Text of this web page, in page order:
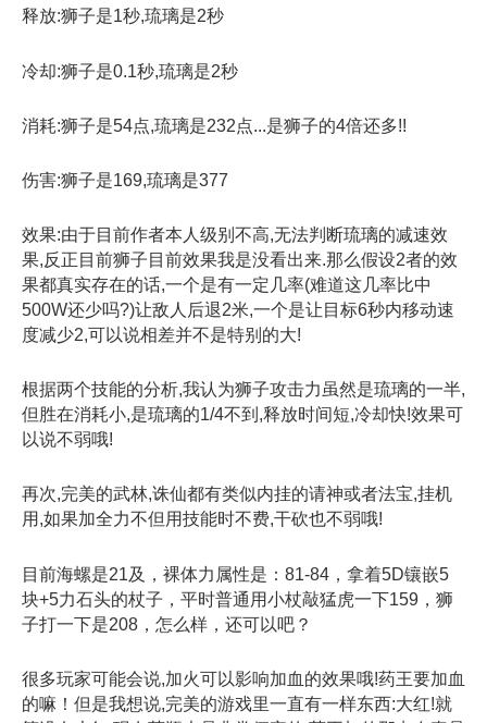
释放:狮子是1秒,琉璃是2秒
冷却:狮子是0.1秒,琉璃是2秒
消耗:狮子是54点,琉璃是232点...是狮子的4倍还多!!
伤害:狮子是169,琉璃是377
效果:由于目前作者本人级别不高,无法判断琉璃的减速效
果,反正目前狮子目前效果我是没看出来.那么假设2者的效
果都真实存在的话,一个是有一定几率(难道这几率比中
500W还少吗?)让敌人后退2米,一个是让目标6秒内移动速
度减少2,可以说相差并不是特别的大!
根据两个技能的分析,我认为狮子攻击力虽然是琉璃的一半,
但胜在消耗小,是琉璃的1/4不到,释放时间短,冷却快!效果可
以说不弱哦!
再次,完美的武林,诛仙都有类似内挂的请神或者法宝,挂机
用,如果加全力不但用技能时不费,干砍也不弱哦!
目前海螺是21及，裸体力属性是：81-84，拿着5D镶嵌5
块+5力石头的杖子，平时普通用小杖敲猛虎一下159，狮
子打一下是208，怎么样，还可以吧？
很多玩家可能会说,加火可以影响加血的效果哦!药王要加血
的嘛！但是我想说,完美的游戏里一直有一样东西:大红!就